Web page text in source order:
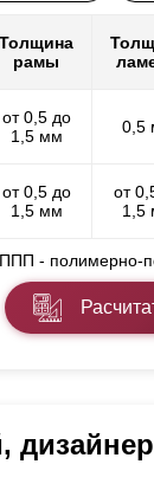
Толщина
рамы
от 0,5 до
1,5 мм
0,5
от 0,5 до
1,5 мм
от
1,5
- полимерно-